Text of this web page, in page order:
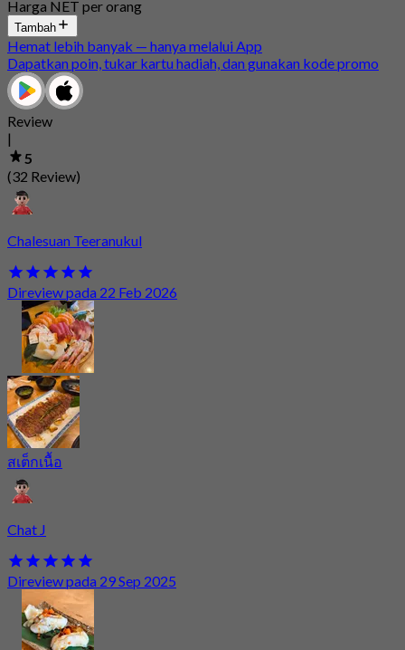
Harga NET per orang
Tambah
Hemat lebih banyak — hanya melalui App
Dapatkan poin, tukar kartu hadiah, dan gunakan kode promo
Review
|
5
(32 Review)
Chalesuan Teeranukul
Direview pada 22 Feb 2026
สเต็กเนื้อ
Chat J
Direview pada 29 Sep 2025